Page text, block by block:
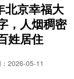
北京幸福大
，人烟稠密
姓居住
2026-05-11